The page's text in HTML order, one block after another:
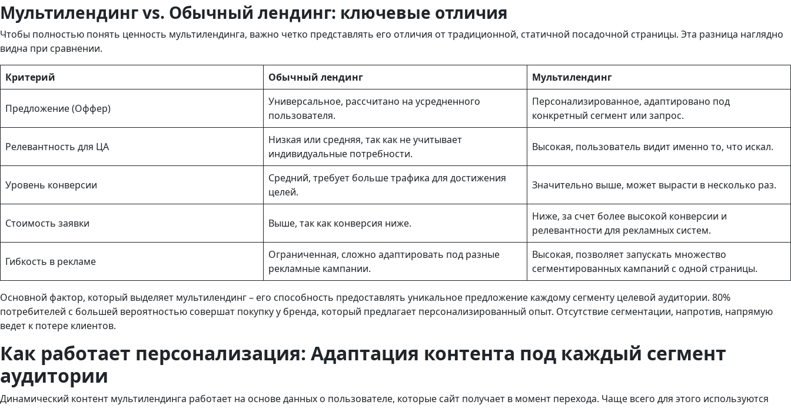
Мультилендинг vs. Обычный лендинг: ключевые отличия
Чтобы полностью понять ценность мультилендинга, важно четко представлять его отличия от традиционной, статичной посадочной страницы. Эта разница наглядно
видна при сравнении.
Критерий Обычный лендинг Мультилендинг
Предложение (Оффер)
Универсальное, рассчитано на усредненного
пользователя.
Персонализированное, адаптировано под
конкретный сегмент или запрос.
Релевантность для ЦА
Низкая или средняя, так как не учитывает
индивидуальные потребности.
Высокая, пользователь видит именно то, что искал.
Уровень конверсии
Средний, требует больше трафика для достижения
целей.
Значительно выше, может вырасти в несколько раз.
Стоимость заявки Выше, так как конверсия ниже.
Ниже, за счет более высокой конверсии и
релевантности для рекламных систем.
Гибкость в рекламе
Ограниченная, сложно адаптировать под разные
рекламные кампании.
Высокая, позволяет запускать множество
сегментированных кампаний с одной страницы.
Основной фактор, который выделяет мультилендинг – его способность предоставлять уникальное предложение каждому сегменту целевой аудитории. 80%
потребителей с большей вероятностью совершат покупку у бренда, который предлагает персонализированный опыт. Отсутствие сегментации, напротив, напрямую
ведет к потере клиентов.
Как работает персонализация: Адаптация контента под каждый сегмент
аудитории
Динамический контент мультилендинга работает на основе данных о пользователе, которые сайт получает в момент перехода. Чаще всего для этого используются